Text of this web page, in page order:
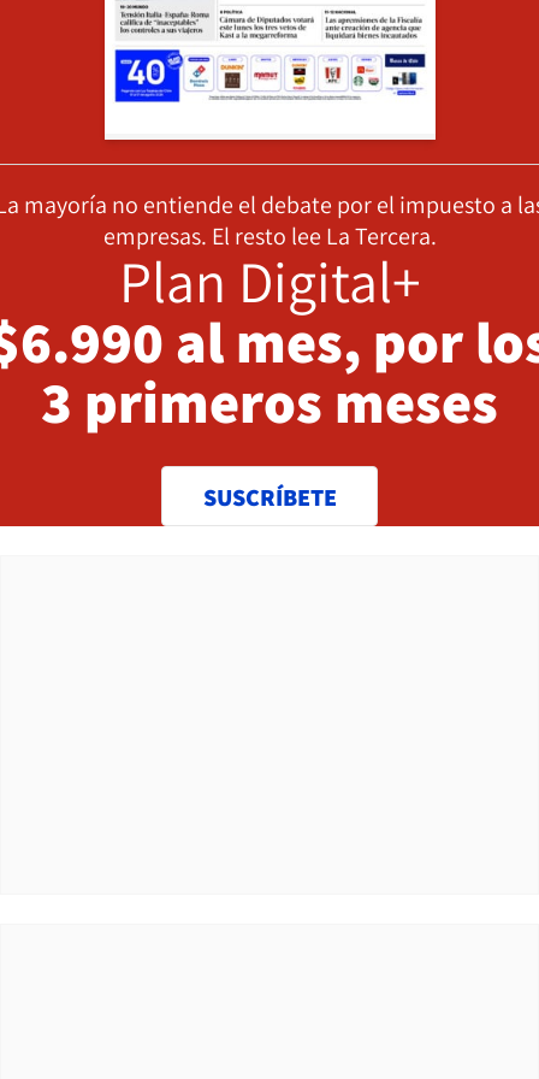
mayoría no entiende el debate por el impuesto a
empresas. El resto lee La Tercera.
Plan Digital+
al mes, por
3 primeros meses
SUSCRÍBETE